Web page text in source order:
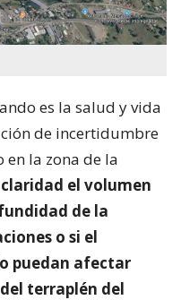
es la salud y vida
de incertidumbre
la zona de la
claridad el volumen
de la
o si el
puedan afectar
terraplén del